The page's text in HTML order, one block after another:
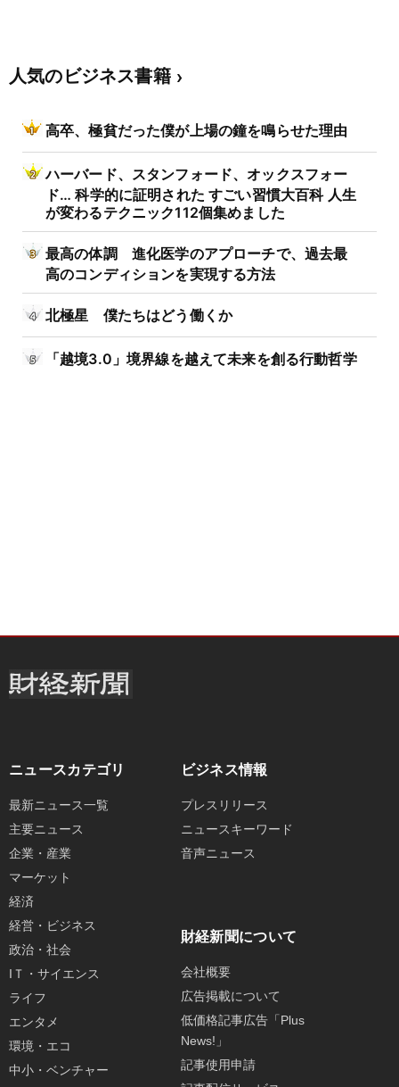
人気のビジネス書籍
高卒、極貧だった僕が上場の鐘を鳴らせた理由
ハーバード、スタンフォード、オックスフォー
ド… 科学的に証明された すごい習慣大百科 人生
が変わるテクニック112個集めました
最高の体調 進化医学のアプローチで、過去最
高のコンディションを実現する方法
北極星 僕たちはどう働くか
「越境3.0」境界線を越えて未来を創る行動哲学
ニュースカテゴリ
最新ニュース一覧
主要ニュース
企業・産業
マーケット
経済
経営・ビジネス
政治・社会
IＴ・サイエンス
ライフ
エンタメ
環境・エコ
中小・ベンチャー
ビジネス情報
プレスリリース
ニュースキーワード
音声ニュース
財経新聞について
会社概要
広告掲載について
低価格記事広告「Plus
News!」
記事使用申請